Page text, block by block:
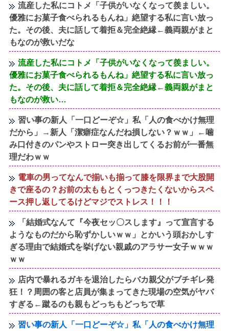
流産した私にコトメ「子供がいなくなって羨ましい。
優雅にお菓子食べられるもんね」絶望する私に言い放っ
た。その後、夫に話して着拒＆完全絶縁←義両親がまと
もなのが救いだな
流産した私にコトメ「子供がいなくなって羨ましい。
優雅にお菓子食べられるもんね」絶望する私に言い放っ
た。その後、夫に話して着拒＆完全絶縁←義両親がまと
もなのが救い…
習い事の新人「一口どーぞ☆」私「人の食べかけ無理
だから」→新人「潔癖症なんだね損しない？ｗｗ」←噛
み口付きのパンやストロー突き出してくるお前が一番無
理だわｗｗ
電車の男ってなんで揃いも揃って膝を限界まで大股開
きで座るの？お前の太ももとくっつきたくないからスペ
ース押し返してるけどマジでストレス！！！
「結婚式なんて『今夜セッ〇スします』って宣言する
ようなものだから恥ずかしいｗｗ」とかいう頭おかしす
ぎる理由で結婚式を挙げない親戚のアラサー女子ｗｗｗ
ｗｗ
店内で暴れるガキを退治したらバカ親父がブチギレ発
狂！？周囲の客と店員が集まってきた現場の空気がヤバ
すぎる←蹴るのも親もどっちもどっちで草
習い事の新人「一口どーぞ☆」私「人の食べかけ無理